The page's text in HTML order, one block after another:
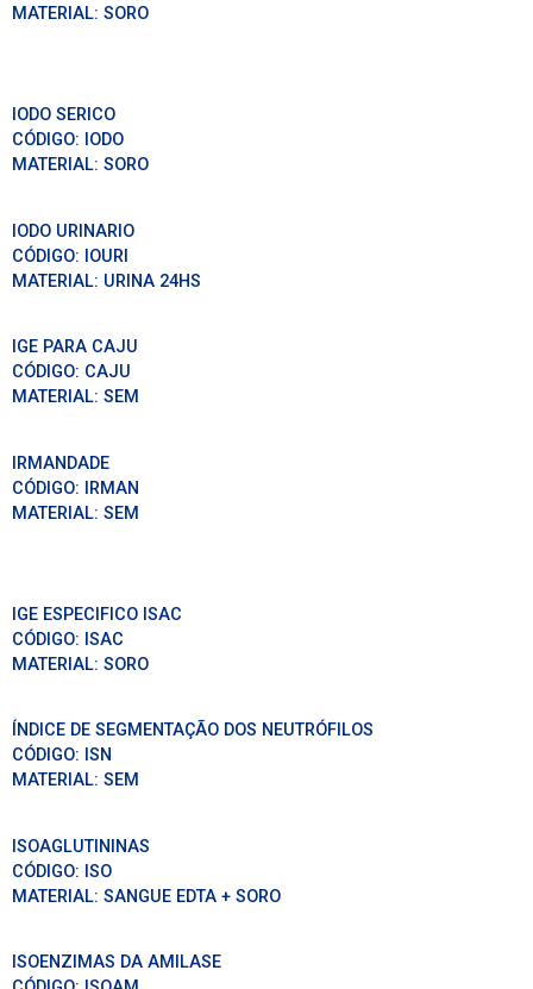
MATERIAL: SORO
IODO SERICO
CÓDIGO: IODO
MATERIAL: SORO
IODO URINARIO
CÓDIGO: IOURI
MATERIAL: URINA 24HS
IGE PARA CAJU
CÓDIGO: CAJU
MATERIAL: SEM
IRMANDADE
CÓDIGO:
IRMAN
MATERIAL: SEM
IGE ESPECIFICO ISAC
CÓDIGO: ISAC
MATERIAL: SORO
ÍNDICE DE SEGMENTAÇÃO DOS NEUTRÓFILOS
CÓDIGO: ISN
MATERIAL: SEM
ISOAGLUTININAS
CÓDIGO: ISO
MATERIAL: SANGUE EDTA + SORO
ISOENZIMAS DA AMILASE